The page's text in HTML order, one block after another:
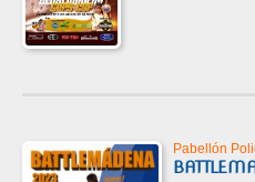
Pabellón